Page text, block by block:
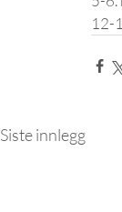
12-
Siste innlegg